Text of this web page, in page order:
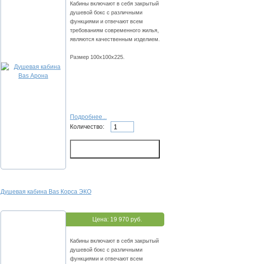
Кабины включают в себя закрытый
душевой бокс с различными
функциями и отвечают всем
требованиям современного жилья,
являются качественным изделием.
Размер 100х100х225.
Подробнее...
Количество:
Душевая кабина Bas Корса ЭКО
Цена: 19 970 руб.
Кабины включают в себя закрытый
душевой бокс с различными
функциями и отвечают всем